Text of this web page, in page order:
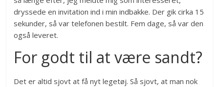
dryssede en invitation ind i min indbakke. Der gik cirka 15
sekunder, så var telefonen bestilt. Fem dage, så var den
også leveret.
For godt til at være sandt?
Det er altid sjovt at få nyt legetøj. Så sjovt, at man nok